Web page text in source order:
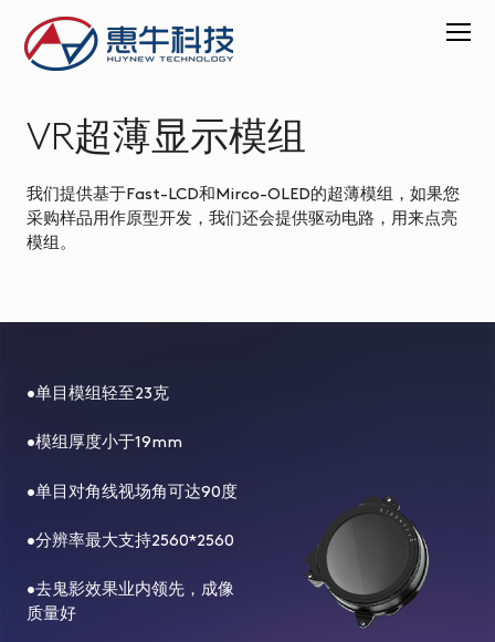
ABOUT
VR
示
CA
示
模
组
AR
波
VR超薄显示模组
我们提供基于Fast-LCD和Mirco-OLED的超薄模组，如果您
采购样品用作原型开发，我们还会提供驱动电路，用来点亮
模组。
•单目模组轻至23克
•模组厚度小于19mm
•单目对角线视场角可达90度
•分辨率最大支持2560*2560
•去鬼影效果业内领先，成像
质量好